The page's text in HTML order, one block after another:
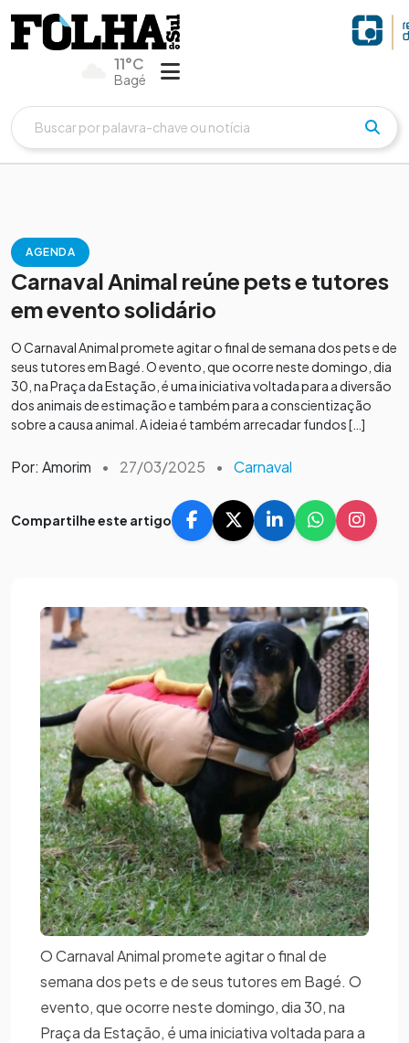
11°C
Bagé
AGENDA
Carnaval Animal reúne pets e tutores
em evento solidário
O Carnaval Animal promete agitar o final de semana dos pets e de
seus tutores em Bagé. O evento, que ocorre neste domingo, dia
30, na Praça da Estação, é uma iniciativa voltada para a diversão
dos animais de estimação e também para a conscientização
sobre a causa animal. A ideia é também arrecadar fundos […]
Por: Amorim • 27/03/2025 • Carnaval
Compartilhe este artigo
O Carnaval Animal promete agitar o final de
semana dos pets e de seus tutores em Bagé. O
evento, que ocorre neste domingo, dia 30, na
Praça da Estação, é uma iniciativa voltada para a